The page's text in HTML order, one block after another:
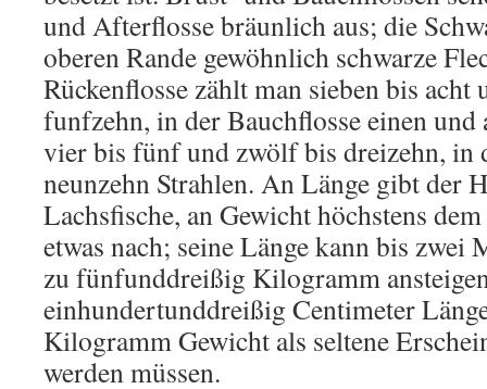
und Afterflosse bräunlich aus; die
oberen Rande gewöhnlich schwarze
Rückenflosse zählt man sieben bis acht
funfzehn, in der Bauchflosse einen
vier bis fünf und zwölf bis dreizehn, in
neunzehn Strahlen. An Länge gibt der
Lachsfische, an Gewicht höchstens
etwas nach; seine Länge kann bis zwei
zu fünfunddreißig Kilogramm
einhundertunddreißig Centimeter
Kilogramm Gewicht als seltene
werden müssen.